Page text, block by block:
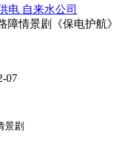
电 自来水公司
障情景剧《保电护航》
07
景剧